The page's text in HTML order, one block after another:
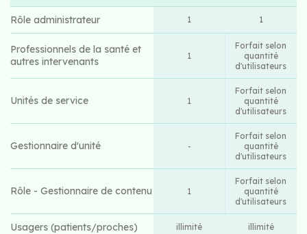
Rôle administrateur 1 1
Professionnels de la santé et
autres intervenants
1
Forfait selon
quantité
d'utilisateurs
Unités de service 1
Forfait selon
quantité
d'utilisateurs
Gestionnaire d'unité -
Forfait selon
quantité
d'utilisateurs
Rôle - Gestionnaire de contenu 1
Forfait selon
quantité
d'utilisateurs
Usagers (patients/proches) illimité illimité